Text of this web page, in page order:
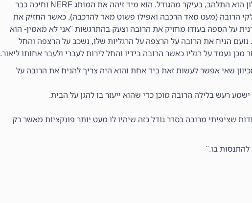
"כאשר נועם , בני בן ה 10, ראה את הקופסא הענקית שחיכתה לו בסלון הוא התלהב, בעיקר מהגודל. הוא מיד זיהה את המותג NERF וחיכה כבר
הרובה (מעט מאד הרכבה ואפילו פשוט מאד להרכבה), כאשר החזיק את
על הספה בעודו מחזיק את הרובה וצעק בהתרגשות "אני לא מאמין- הוא
הניח את הרובה על הרצפה על הרגליות שלו, נשכב על הרצפה והחל
נעמד על רגליו כאשר הרובה בידיו והחל לירות לעברי ולעבר אחותו ליאור.
שאי אפשר לעשות זאת ביד אחת והוא היה צריך להניח את הרובה על
רעש בלילה הרובה מוכן כדי שהוא ייעזר בו להגן על הבית.
שציפיתי מרובה בסדר גודל כזה שיהיו לו מעט יותר פונקציות מאשר רק